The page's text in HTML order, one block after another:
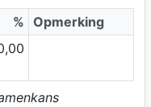
% Opmerking